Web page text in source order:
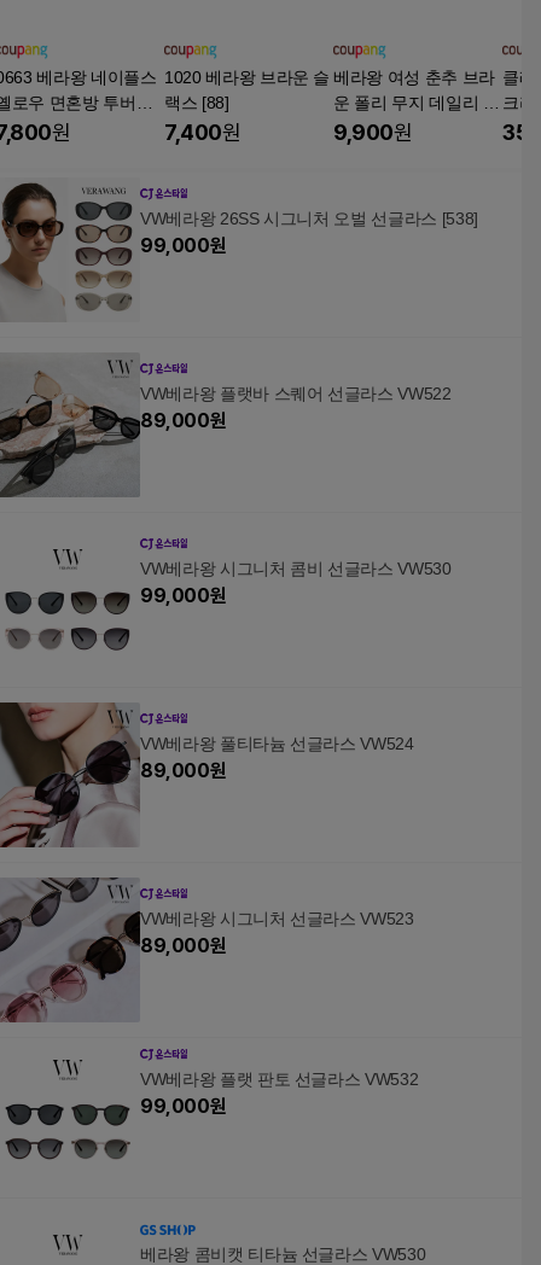
베라왕 네이플스
로우 면혼방 투버튼
롭라이트슬랙스 [61]
원
1020 베라왕 브라운 슬
랙스 [88]
7,400원
베라왕 여성 춘추 브라
운 폴리 무지 데일리 일
자 슬랙스 [88] 구구공
9,900원
클래
크리
퍼
VW베라왕 26SS 시그니처 오벌 선글라스 [538]
99,000원
VW베라왕 플랫바 스퀘어 선글라스 VW522
89,000원
VW베라왕 시그니처 콤비 선글라스 VW530
99,000원
VW베라왕 풀티타늄 선글라스 VW524
89,000원
VW베라왕 시그니처 선글라스 VW523
89,000원
VW베라왕 플랫 판토 선글라스 VW532
99,000원
베라왕 콤비캣 티타늄 선글라스 VW530